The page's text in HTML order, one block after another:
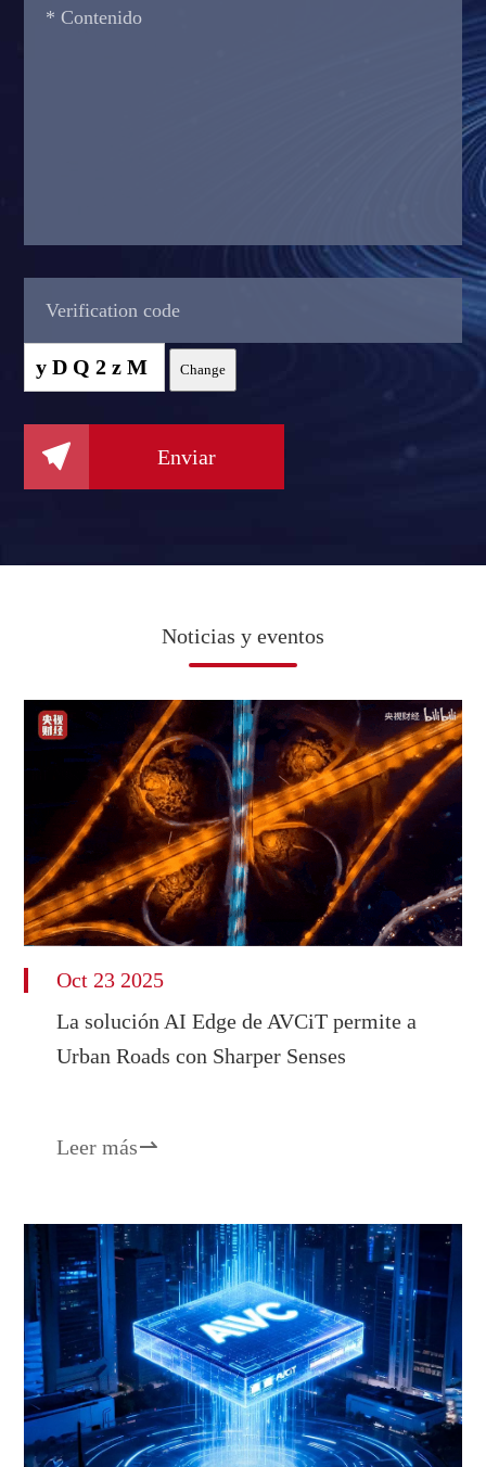
yDQ2zM Change
 Enviar
Noticias y eventos
Oct 23 2025
La solución AI Edge de AVCiT permite a
Urban Roads con Sharper Senses
Leer más